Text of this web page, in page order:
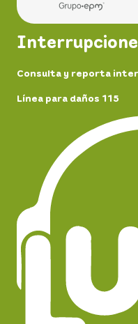
Consulta y reporta
Línea para daños 115